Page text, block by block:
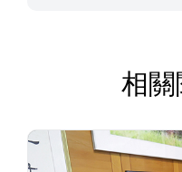
相